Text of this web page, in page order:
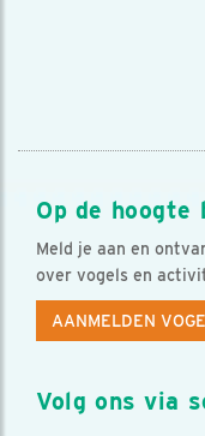
Op de hoogte
Meld je aan en
over vogels en
AANMELDEN
Volg ons via